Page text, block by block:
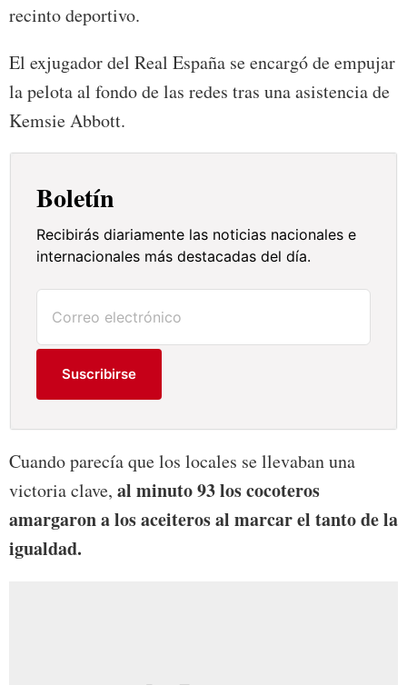
recinto deportivo.
El exjugador del Real España se encargó de empujar
la pelota al fondo de las redes tras una asistencia de
Kemsie Abbott.
Boletín
Recibirás diariamente las noticias nacionales e
internacionales más destacadas del día.
Suscribirse
Cuando parecía que los locales se llevaban una
victoria clave, al minuto 93 los cocoteros
amargaron a los aceiteros al marcar el tanto de la
igualdad.